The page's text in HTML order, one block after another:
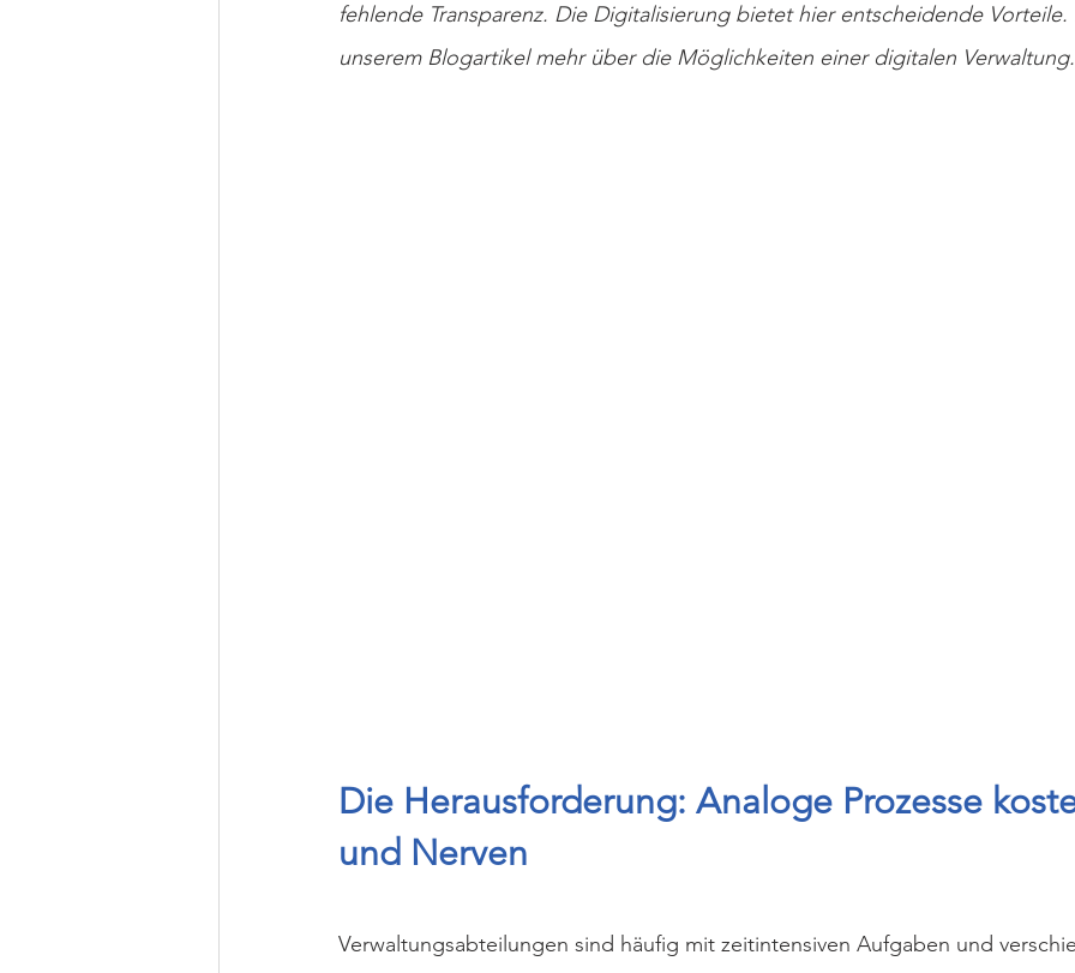
fehlende Transparenz. Die Digitalisierung bietet hier entscheidende Vorteile.
unserem Blogartikel mehr über die Möglichkeiten einer digitalen Verwaltung.
Die Herausforderung: Analoge Prozesse
und Nerven
Verwaltungsabteilungen sind häufig mit zeitintensiven Aufgaben und